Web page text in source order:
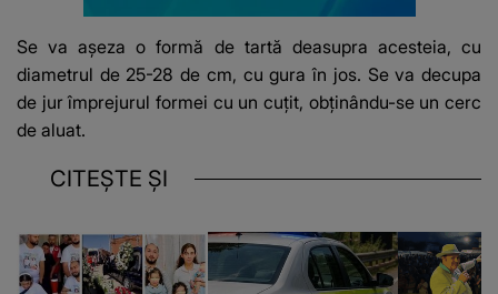
Se va așeza o formă de tartă deasupra acesteia, cu
diametrul de 25-28 de cm, cu gura în jos. Se va decupa
de jur împrejurul formei cu un cuțit, obținându-se un cerc
de aluat.
CITEȘTE ȘI